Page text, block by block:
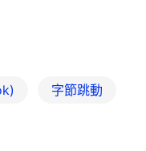
字節跳動